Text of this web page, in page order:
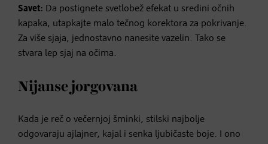
Savet: Da postignete svetlobež efekat u sredini očnih
kapaka, utapkajte malo tečnog korektora za pokrivanje.
Za više sjaja, jednostavno nanesite vazelin. Tako se
stvara lep sjaj na očima.
Nijanse jorgovana
Kada je reč o večernjoj šminki, stilski najbolje
odgovaraju ajlajner, kajal i senka ljubičaste boje. I ono